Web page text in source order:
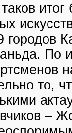
итог
По
то,
–